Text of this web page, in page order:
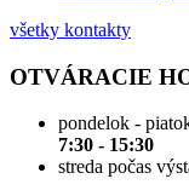
všetky kontakty
OTVÁRACIE
pondelok -
7:30 - 15:30
streda počas